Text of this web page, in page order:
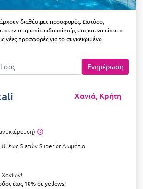
διαθέσιμες προσφορές. Ωστόσο,
στην υπηρεσία ειδοποίησής μας και να είστε ο
νέες προσφορές για το συγκεκριμένο
Ενημέρωση
Χανιά, Κρήτη
έως 5 ετώνSuperior Δωμάτιο
έως 10% σε yellows!